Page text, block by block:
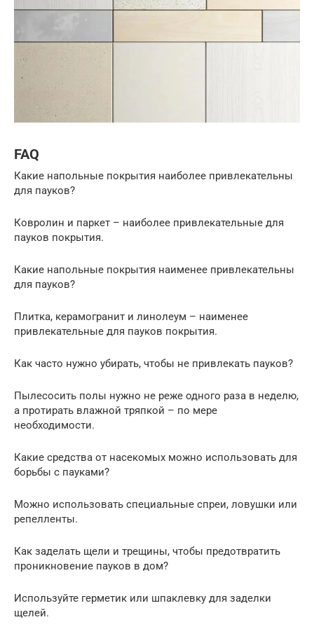
FAQ
Какие напольные покрытия наиболее привлекательны
для пауков?
Ковролин и паркет – наиболее привлекательные для
пауков покрытия.
Какие напольные покрытия наименее привлекательны
для пауков?
Плитка, керамогранит и линолеум – наименее
привлекательные для пауков покрытия.
Как часто нужно убирать, чтобы не привлекать пауков?
Пылесосить полы нужно не реже одного раза в неделю,
а протирать влажной тряпкой – по мере
необходимости.
Какие средства от насекомых можно использовать для
борьбы с пауками?
Можно использовать специальные спреи, ловушки или
репелленты.
Как заделать щели и трещины, чтобы предотвратить
проникновение пауков в дом?
Используйте герметик или шпаклевку для заделки
щелей.